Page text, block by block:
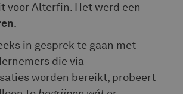
voor Alterfin. Het werd een
.
in gesprek te gaan met
die via
worden bereikt, probeert